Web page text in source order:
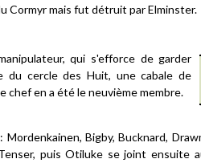
Cormyr mais fut détruit par Elminster.
qui s'efforce de garder
cercle des Huit, une cabale de
chef en a été le neuvième membre.
Bigby, Bucknard,
puis Otiluke se joint ensuite